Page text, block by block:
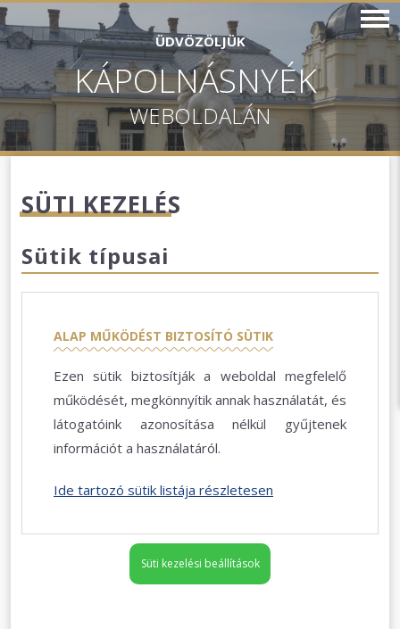
ÜDVÖZÖLJÜK
KÁPOLNÁSNYÉK
WEBOLDALÁN
SÜTI KEZELÉS
Sütik típusai
ALAP MŰKÖDÉST BIZTOSÍTÓ SÜTIK
Ezen sütik biztosítják a weboldal megfelelő
működését, megkönnyítik annak használatát, és
látogatóink azonosítása nélkül gyűjtenek
információt a használatáról.
Ide tartozó sütik listája részletesen
Süti kezelési beállítások